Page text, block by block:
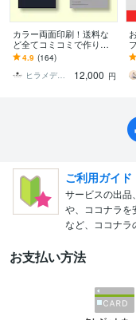
カラー両面印刷！送料な
ど全てコミコミで作りま
す 洗練された名刺、ショ
ップカードを！両面印
刷、送料も込み！
4.9 (164)
ヒラメデザイン
12,000 円
ご利用ガイド
サービスの出品
や、ココナラを
など、ココナラ
お支払い方法